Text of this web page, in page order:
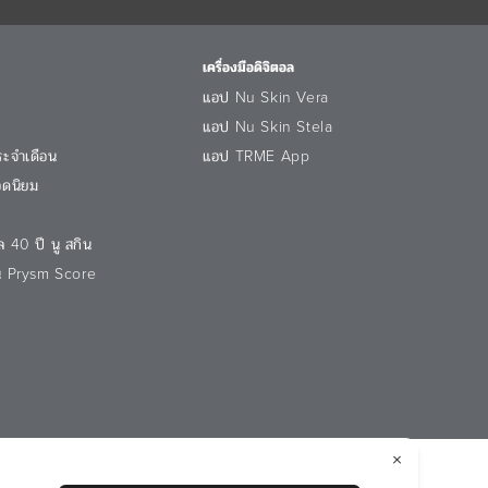
จำเดือน
ดนิยม
40 ปี นู สกิน
Score
เครื่องมือดิจิตอล
แอป Nu Skin Vera
แอป Nu Skin Stela
แอป TRME App